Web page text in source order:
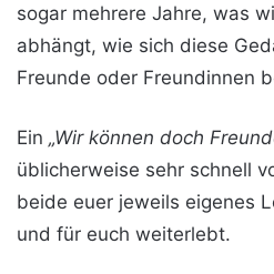
sogar mehrere Jahre, was
abhängt, wie sich diese
Freunde oder Freundinnen
Ein „Wir können doch
üblicherweise sehr schnell
beide euer jeweils eigenes
und für euch weiterlebt.